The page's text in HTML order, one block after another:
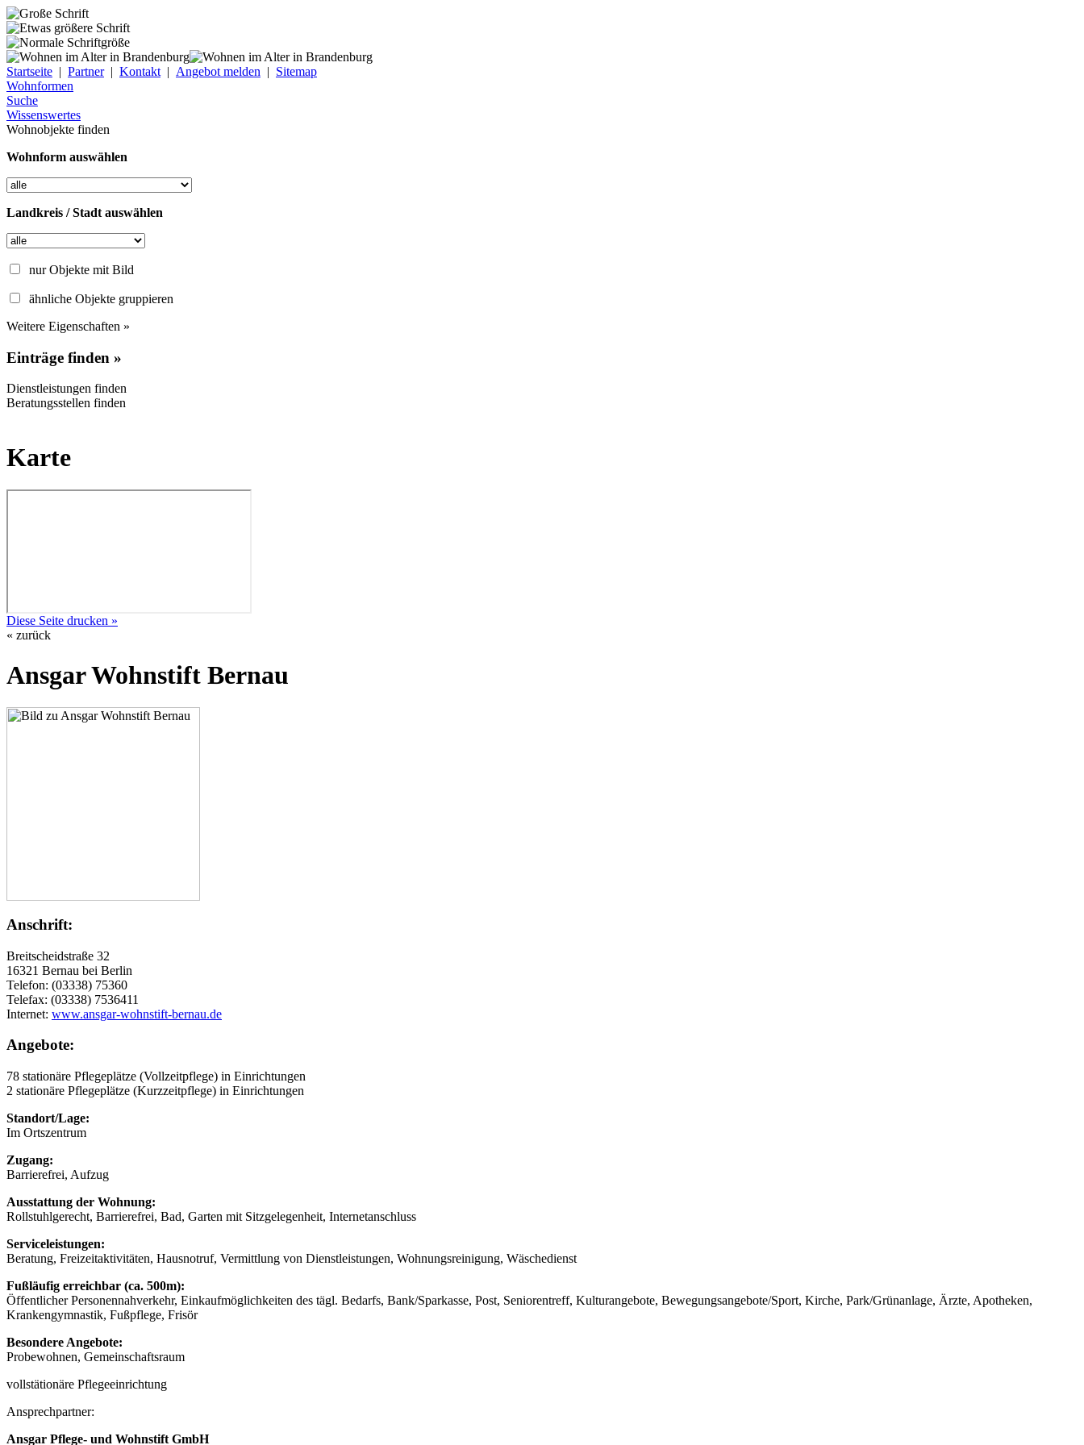
Startseite | Partner| Kontakt | Angebot melden | Sitemap
Wohnformen
Suche
Wissenswertes
Wohnobjekte finden
Wohnform auswählen
Landkreis / Stadt auswählen
nur Objekte mit Bild
ähnliche Objekte gruppieren
Weitere Eigenschaften »
Einträge finden »
Dienstleistungen finden
Beratungsstellen finden
Karte
Diese Seite drucken »
« zurück
Ansgar Wohnstift Bernau
Anschrift:
Breitscheidstraße 32
16321 Bernau bei Berlin
Telefon: (03338) 75360
Telefax: (03338) 7536411
Internet: www.ansgar-wohnstift-bernau.de
Angebote:
78 stationäre Pflegeplätze (Vollzeitpflege) in Einrichtungen
2 stationäre Pflegeplätze (Kurzzeitpflege) in Einrichtungen
Standort/Lage:
Im Ortszentrum
Zugang:
Barrierefrei, Aufzug
Ausstattung der Wohnung:
Rollstuhlgerecht, Barrierefrei, Bad, Garten mit Sitzgelegenheit, Internetanschluss
Serviceleistungen:
Beratung, Freizeitaktivitäten, Hausnotruf, Vermittlung von Dienstleistungen, Wohnungsreinigung, Wäschedienst
Fußläufig erreichbar (ca. 500m):
Öffentlicher Personennahverkehr, Einkaufmöglichkeiten des tägl. Bedarfs, Bank/Sparkasse, Post, Seniorentreff, Kulturangebote, Bewegungsangebote/Sport, Kirche, Park/Grünanlage, Ärzte, Apotheken,
Krankengymnastik, Fußpflege, Frisör
Besondere Angebote:
Probewohnen, Gemeinschaftsraum
vollstätionäre Pflegeeinrichtung
Ansprechpartner:
Ansgar Pflege- und Wohnstift GmbH